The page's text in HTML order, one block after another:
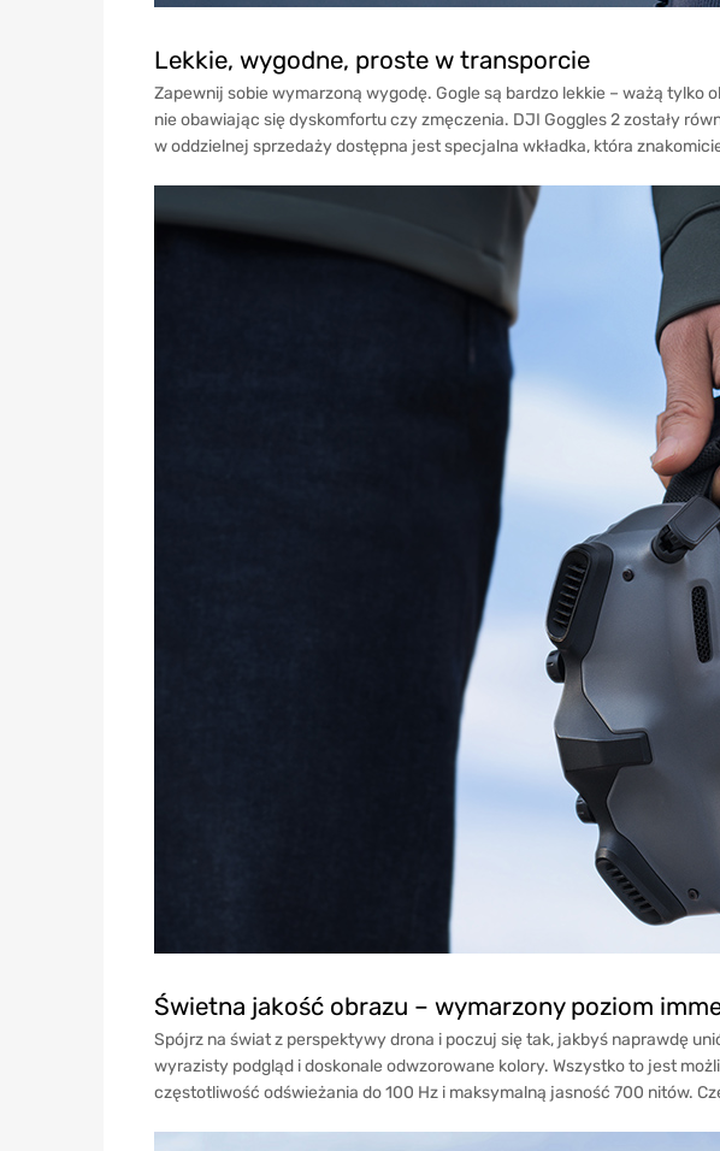
Lekkie, wygodne, proste w transporcie
Zapewnij sobie wymarzoną wygodę. Gogle są bardzo lekkie – ważą tylko
nie obawiając się dyskomfortu czy zmęczenia. DJI Goggles 2 zostały
w oddzielnej sprzedaży dostępna jest specjalna wkładka, która
Świetna jakość obrazu – wymarzony poziom
Spójrz na świat z perspektywy drona i poczuj się tak, jakbyś naprawdę
wyrazisty podgląd i doskonale odwzorowane kolory. Wszystko to jest
częstotliwość odświeżania do 100 Hz i maksymalną jasność 700 nitów.